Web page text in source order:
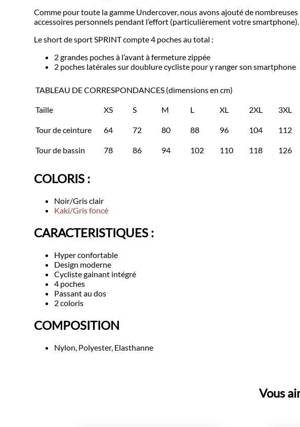
Comme pour toute la gamme Undercover, nous avons ajouté de
accessoires personnels pendant l’effort (particulièrement votre
Le short de sport SPRINT compte 4 poches au total :
2 grandes poches à l’avant à fermeture zippée
2 poches latérales sur doublure cycliste pour y ranger son smartphone
TABLEAU DE CORRESPONDANCES (dimensions en cm)
Taille XS S M L XL 2XL 3XL
Tour de ceinture 64 72 80 88 96 104 112
Tour de bassin 78 86 94 102 110 118 126
COLORIS :
Noir/Gris clair
Kaki/Gris foncé
CARACTERISTIQUES :
Hyper confortable
Design moderne
Cycliste gainant intégré
4 poches
Passant au dos
2 coloris
COMPOSITION
Nylon, Polyester, Elasthanne
Vous